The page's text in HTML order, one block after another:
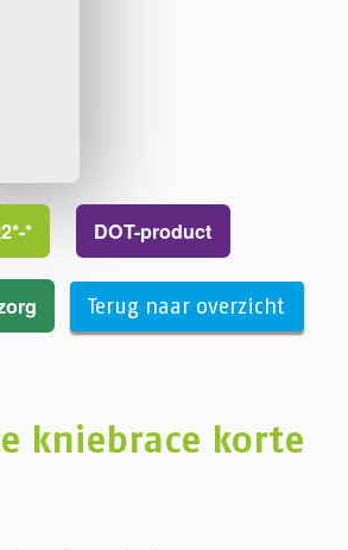
* DOT-product
Terug naar overzicht
kniebrace korte